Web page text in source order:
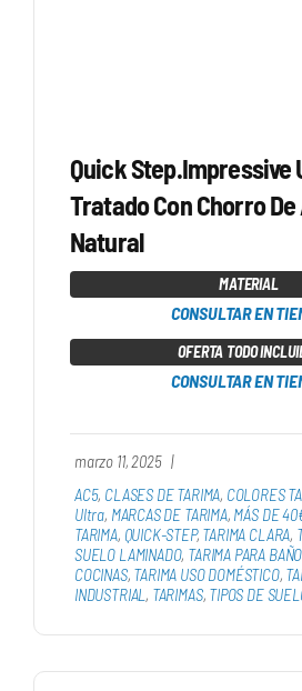
Quick Step.Impressive
Tratado Con Chorro
Natural
MATERIAL
CONSULTAR EN
OFERTA TODO
CONSULTAR EN
marzo 11, 2025 |
AC5, CLASES DE TARIMA, COLORES
Ultra, MARCAS DE TARIMA, MÁS DE
TARIMA, QUICK-STEP, TARIMA CLARA,
SUELO LAMINADO, TARIMA PARA
COCINAS, TARIMA USO DOMÉSTICO,
INDUSTRIAL , TARIMAS, TIPOS DE